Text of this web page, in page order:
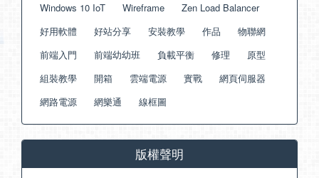
Windows 10 IoT
Wireframe
Zen Load Balancer
好用軟體
好站分享 安裝教學 作品
物聯網
前端入門
前端幼幼班 負載平衡 修理
原型
組裝教學
開箱 雲端電源 實戰
網頁伺服器
網路電源
網樂通 線框圖
版權聲明